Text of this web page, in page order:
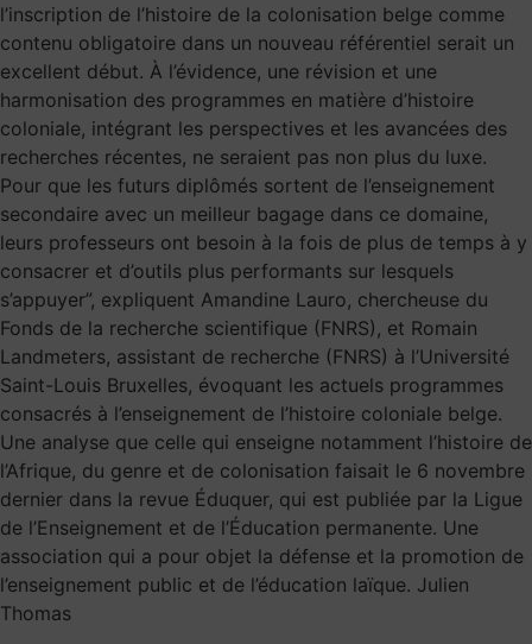
l’inscription de l’histoire de la colonisation belge comme
contenu obligatoire dans un nouveau référentiel serait un
excellent début. À l’évidence, une révision et une
harmonisation des programmes en matière d’histoire
coloniale, intégrant les perspectives et les avancées des
recherches récentes, ne seraient pas non plus du luxe.
Pour que les futurs diplômés sortent de l’enseignement
secondaire avec un meilleur bagage dans ce domaine,
leurs professeurs ont besoin à la fois de plus de temps à y
consacrer et d’outils plus performants sur lesquels
s’appuyer”, expliquent Amandine Lauro, chercheuse du
Fonds de la recherche scientifique (FNRS), et Romain
Landmeters, assistant de recherche (FNRS) à l’Université
Saint-Louis Bruxelles, évoquant les actuels programmes
consacrés à l’enseignement de l’histoire coloniale belge.
Une analyse que celle qui enseigne notamment l’histoire de
l’Afrique, du genre et de colonisation faisait le 6 novembre
dernier dans la revue Éduquer, qui est publiée par la Ligue
de l’Enseignement et de l’Éducation permanente. Une
association qui a pour objet la défense et la promotion de
l’enseignement public et de l’éducation laïque. Julien
Thomas